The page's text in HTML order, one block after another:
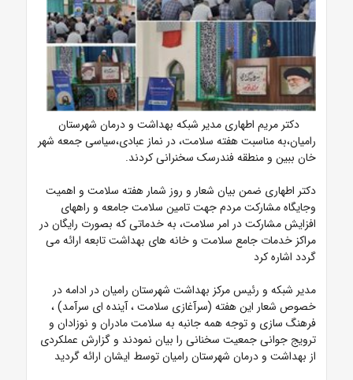
دکتر مریم اطهاری مدیر شبکه بهداشت و درمان شهرستان
رامیان،به مناسبت هفته سلامت، در نماز عبادی،سیاسی جمعه شهر
خان ببین و منطقه فندرسک سخنرانی کردند.
دکتر اطهاری ضمن بیان شعار و روز شمار هفته سلامت و اهمیت
وجایگاه مشارکت مردم جهت تامین سلامت جامعه و راههای
افزایش مشارکت در امر سلامت، به خدماتی که بصورت رایگان در
مراکز خدمات جامع سلامت و خانه های بهداشت تابعه ارائه می
گردد اشاره کرد
مدیر شبکه و رئیس مرکز بهداشت شهرستان رامیان در ادامه در
خصوص شعار این هفته (سرآغازی سلامت ، آینده ای سرآمد) ،
فرهنگ سازی و توجه همه جانبه به سلامت مادران و نوزادان و
ترویج جوانی جمعیت سخنانی را بیان نمودند و گزارش عملکردی
از بهداشت و درمان شهرستان رامیان توسط ایشان ارائه گردید